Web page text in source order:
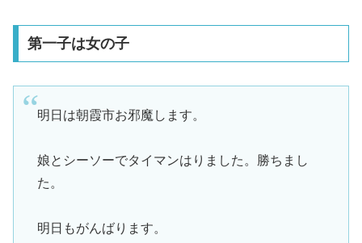
第一子は女の子
明日は朝霞市お邪魔します。
娘とシーソーでタイマンはりました。勝ちまし
た。
明日もがんばります。